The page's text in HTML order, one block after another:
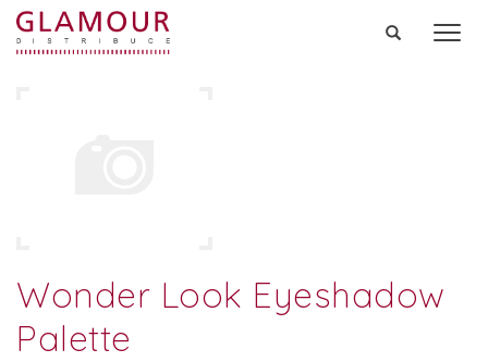
Wonder Look Eyeshadow
Palette